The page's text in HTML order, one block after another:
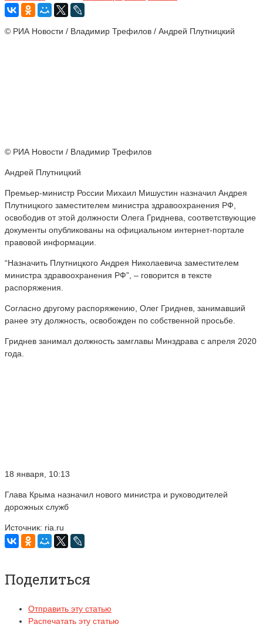
© РИА Новости / Владимир Трефилов / Андрей Плутницкий
© РИА Новости / Владимир Трефилов
Андрей Плутницкий
Премьер-министр России Михаил Мишустин назначил Андрея
Плутницкого заместителем министра здравоохранения РФ,
освободив от этой должности Олега Гриднева, соответствующие
документы опубликованы на официальном интернет-портале
правовой информации.
“Назначить Плутницкого Андрея Николаевича заместителем
министра здравоохранения РФ”, – говорится в тексте
распоряжения.
Согласно другому распоряжению, Олег Гриднев, занимавший
ранее эту должность, освобожден по собственной просьбе.
Гриднев занимал должность замглавы Минздрава с апреля 2020
года.
18 января, 10:13
Глава Крыма назначил нового министра и руководителей
дорожных служб
Источник: ria.ru
Поделиться
Отправить эту статью
Распечатать эту статью